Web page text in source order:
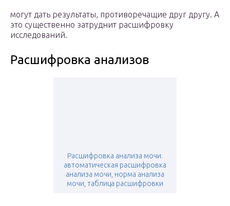
могут дать результаты, противоречащие друг другу. А
это существенно затруднит расшифровку
исследований.
Расшифровка анализов
Расшифровка анализа мочи.
автоматическая расшифровка
анализа мочи, норма анализа
мочи, таблица расшифровки